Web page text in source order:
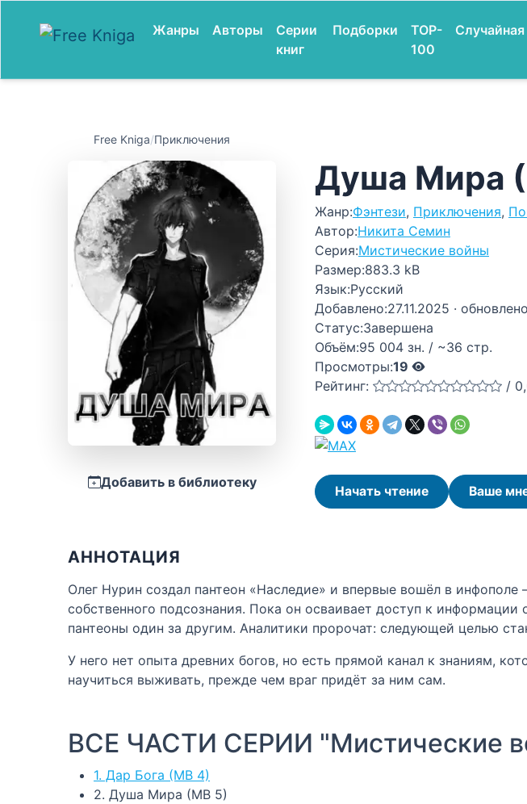
Жанры Авторы
Серии
книг
Подборки
TOP-
100
Случайная
Free Kniga/Приключения
Добавить в библиотеку
Душа Мира
Жанр:Фэнтези, Приключения,
Автор:Никита Семин
Серия:Мистические войны
Размер:883.3 kB
Язык:Русский
Добавлено:27.11.2025 ·
Статус:Завершена
Объём:95 004 зн. / ~36 стр.
Просмотры:19
Рейтинг:
/
Начать чтение Ваше
АННОТАЦИЯ
Олег Нурин создал пантеон «Наследие» и впервые вошёл в
собственного подсознания. Пока он осваивает доступ к
пантеоны один за другим. Аналитики пророчат: следующей целью
У него нет опыта древних богов, но есть прямой канал к знаниям,
научиться выживать, прежде чем враг придёт за ним сам.
ВСЕ ЧАСТИ СЕРИИ "Мистические
1. Дар Бога (МВ 4)
2. Душа Мира (МВ 5)